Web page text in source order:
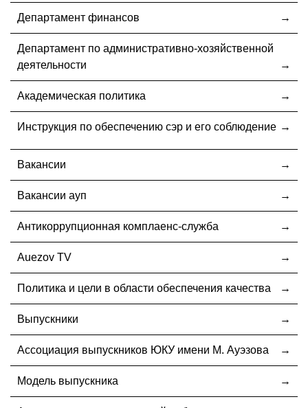
Департамент финансов
Департамент по административно-хозяйственной
деятельности
Академическая политика
Инструкция по обеспечению сэр и его соблюдение
Вакансии
Вакансии ауп
Антикоррупционная комплаенс-служба
Auezov TV
Политика и цели в области обеспечения качества
Выпускники
Ассоциация выпускников ЮКУ имени М. Ауэзова
Модель выпускника